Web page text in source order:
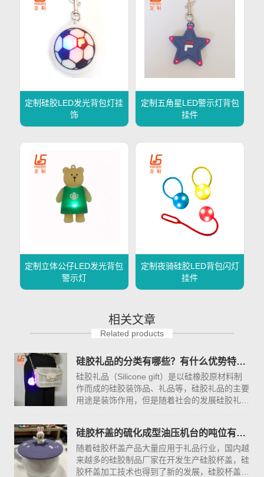
定制硅胶LED发光背包灯挂
饰
定制五角星LED警示灯背包
挂件
定制立体公仔LED发光背包
警示灯
定制夜骑硅胶LED背包闪灯
挂件
相关文章
Related products
硅胶礼品的分类有哪些？有什么优势特点？
硅胶礼品（Silicone gift）是以硅橡胶原材料制
作而成的硅胶装饰品、礼品等，硅胶礼品的主要
用途是装饰作用，但是随着社会的发展硅胶礼品
硅胶杯盖的硫化成型油压机台的吨位有什么区别？
随着硅胶杯盖产品大量应用于礼品行业，国内越
来越多的硅胶制品厂家在开发生产硅胶杯盖，硅
胶杯盖加工技术也得到了新的发展，硅胶杯盖的